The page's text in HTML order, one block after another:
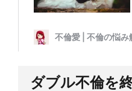
ダブル不倫を